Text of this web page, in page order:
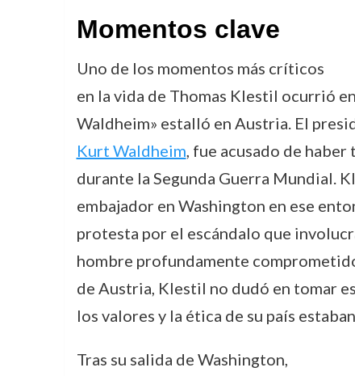
Momentos clave
Uno de los momentos más críticos
en la vida de Thomas Klestil ocurrió
Waldheim» estalló en Austria. El
Kurt Waldheim, fue acusado de
durante la Segunda Guerra Mundial.
embajador en Washington en ese
protesta por el escándalo que
hombre profundamente
de Austria, Klestil no dudó en tomar
los valores y la ética de su país
Tras su salida de Washington,